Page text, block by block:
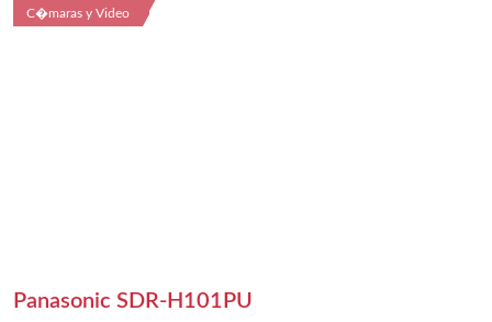
C�maras y Video
Panasonic SDR-H101PU